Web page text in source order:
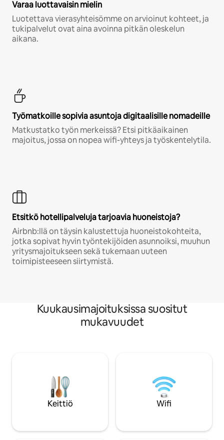
Varaa luottavaisin mielin
Luotettava vierasyhteisömme on arvioinut kohteet, ja
tukipalvelut ovat aina avoinna pitkän oleskelun
aikana.
Työmatkoille sopivia asuntoja digitaalisille nomadeille
Matkustatko työn merkeissä? Etsi pitkäaikainen
majoitus, jossa on nopea wifi-yhteys ja työskentelytila.
Etsitkö hotellipalveluja tarjoavia huoneistoja?
Airbnb:llä on täysin kalustettuja huoneistokohteita,
jotka sopivat hyvin työntekijöiden asunnoiksi, muuhun
yritysmajoitukseen sekä tukemaan uuteen
toimipisteeseen siirtymistä.
Kuukausimajoituksissa suositut
mukavuudet
Keittiö Wifi